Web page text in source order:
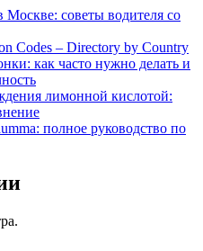
Москве: советы водителя со
Codes – Directory by Country
как часто нужно делать и
лимонной кислотой:
полное руководство по